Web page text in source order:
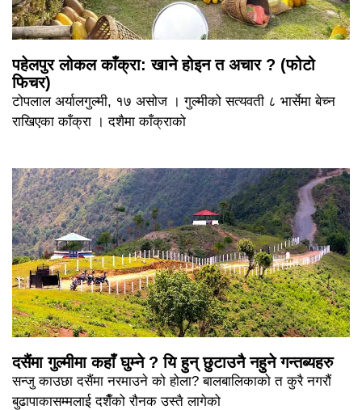
पहेलपुर लोकल काँक्रा: खाने होइन त अचार ? (फोटो
फिचर)
टोपलाल अर्यालगुल्मी, १७ असोज । गुल्मीको सत्यवती ८ भार्सेमा बेच्न
राखिएका काँक्रा । दशैमा काँक्राको
दसैंमा गुल्मीमा कहाँ घुम्ने ? यि हुन् छुटाउनै नहुने गन्तब्यहरु
सन्जु काउछा दसैंमा नरमाउने को होला? बालबालिकाको त कुरै नगरौं
बुढापाकासम्मलाई दशैँको रौनक उस्तै लागेको